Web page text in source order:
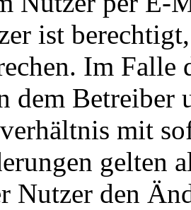
ist
Im Falle
dem Betreiber
mit
gelten
Nutzer den